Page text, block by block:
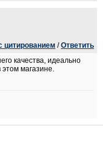
цитированием /Ответить
качества, идеально
магазине.